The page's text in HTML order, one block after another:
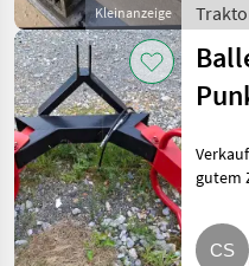
Kleinanzeige
Verkaufe
gutem
Preis